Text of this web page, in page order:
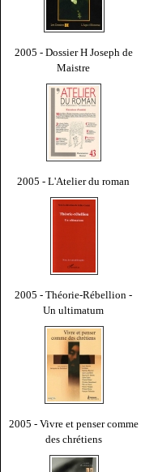
2005 - Dossier H Joseph de
Maistre
2005 - L'Atelier du roman
2005 - Théorie-Rébellion -
Un ultimatum
2005 - Vivre et penser comme
des chrétiens